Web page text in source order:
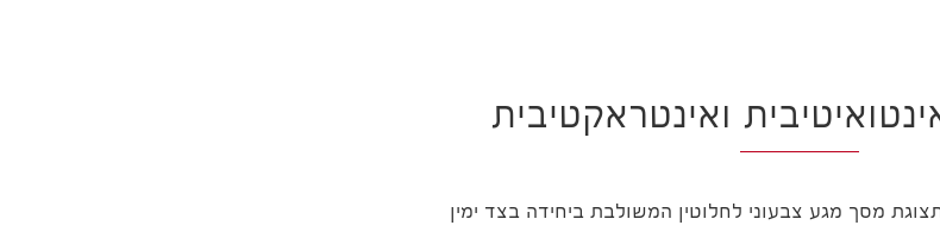
ואינטראקטיבית
מסך מגע צבעוני לחלוטין המשולבת ביחידה בצד ימין